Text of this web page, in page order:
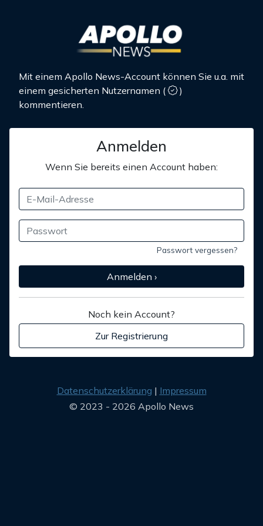
Mit einem Apollo News-Account können Sie u.a. mit
einem gesicherten Nutzernamen (
)
kommentieren.
Anmelden
Wenn Sie bereits einen Account haben:
Passwort vergessen?
Anmelden ›
Noch kein Account?
Zur Registrierung
Datenschutzerklärung
Impressum
© 2023 - 2026 Apollo News